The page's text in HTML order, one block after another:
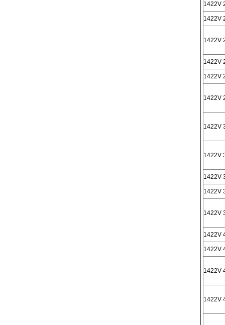
1422V
1422V
1422V
1422V
1422V
1422V
1422V
1422V
1422V
1422V
1422V
1422V
1422V
1422V
1422V